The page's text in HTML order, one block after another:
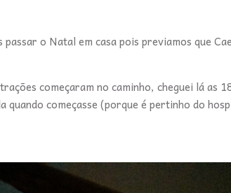
o Natal em casa pois previamos que
começaram no caminho, cheguei lá as
começasse (porque é pertinho do